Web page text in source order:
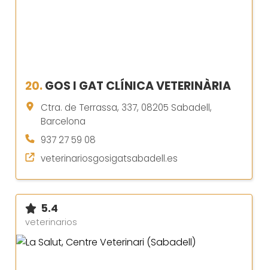
20.GOS I GAT CLÍNICA VETERINÀRIA
Ctra. de Terrassa, 337, 08205 Sabadell,
Barcelona
937 27 59 08
veterinariosgosigatsabadell.es
5.4
veterinarios